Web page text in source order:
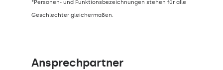
*Personen- und Funktionsbezeichnungen stehen für alle
Geschlechter gleichermaßen.
Ansprechpartner